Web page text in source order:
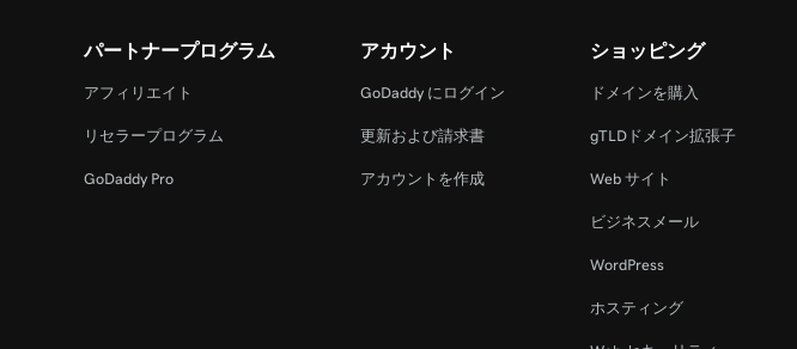
パートナープログラム
アフィリエイト
リセラープログラム
GoDaddy Pro
アカウント
GoDaddy にログイン
更新および請求書
アカウントを作成
ショッピング
ドメインを購入
gTLDドメイン拡張子
Web サイト
ビジネスメール
WordPress
ホスティング